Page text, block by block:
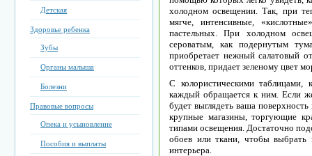
Детская
Здоровье ребенка
Зубы
Органы малыша
Болезни
Правовые вопросы
Опека и усыновление
Пособия и выплаты
холодном освещении. Так, при
мягче, интенсивные,
пастельных. При холодном
сероватым, как подернутым
приобретает нежный салатовый
оттенков, придает зеленому цвет
С колористическими таблицами,
каждый обращается к ним. Если
будет выглядеть ваша
крупные магазины, торгующие
типами освещения. Достаточно
обоев или ткани, чтобы выбрать
интерьера.